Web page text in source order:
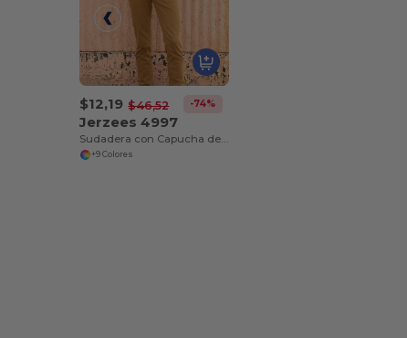
$12,19 $46,52 -74%
Jerzees 4997
Sudadera con Capucha de Fleece NuBlend® 50/50
+9 Colores